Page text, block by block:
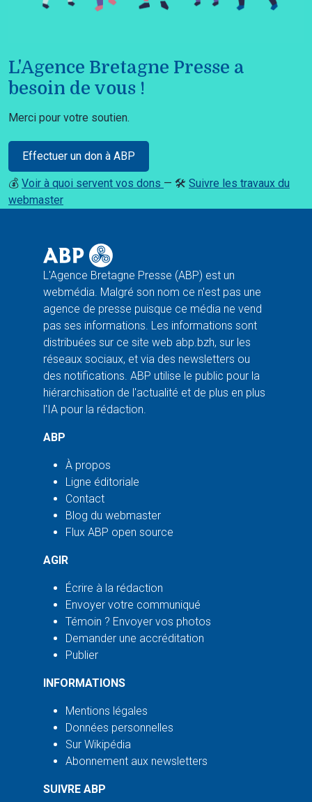
L'Agence Bretagne Presse a
besoin de vous !
Merci pour votre soutien.
Effectuer un don à ABP
💰 Voir à quoi servent vos dons — 🛠️ Suivre les travaux du
webmaster
L'Agence Bretagne Presse (ABP) est un
webmédia. Malgré son nom ce n'est pas une
agence de presse puisque ce média ne vend
pas ses informations. Les informations sont
distribuées sur ce site web abp.bzh, sur les
réseaux sociaux, et via des newsletters ou
des notifications. ABP utilise le public pour la
hiérarchisation de l'actualité et de plus en plus
l'IA pour la rédaction.
ABP
À propos
Ligne éditoriale
Contact
Blog du webmaster
Flux ABP open source
AGIR
Écrire à la rédaction
Envoyer votre communiqué
Témoin ? Envoyer vos photos
Demander une accréditation
Publier
INFORMATIONS
Mentions légales
Données personnelles
Sur Wikipédia
Abonnement aux newsletters
SUIVRE ABP